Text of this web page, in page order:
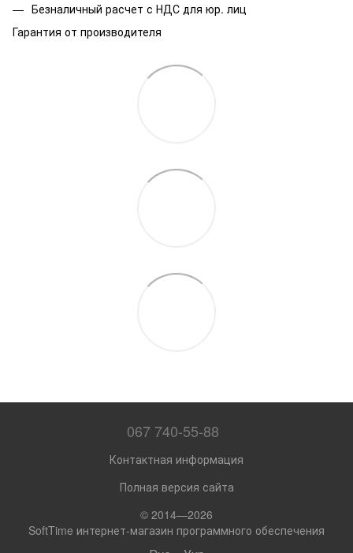
Безналичный расчет с НДС для юр. лиц
Гарантия от производителя
067 740-55-88
Контактная информация
Полная версия сайта
© 2014—2026
SoftTime интернет-магазин программного обеспечения